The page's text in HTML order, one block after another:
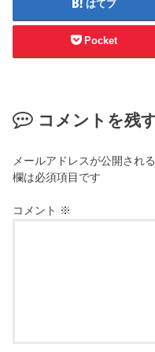
はてブ
Pocket
コメントを残
メールアドレスが公開され
欄は必須項目です
コメント ※